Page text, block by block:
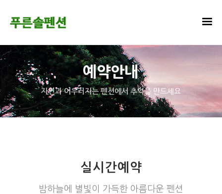
예약안내
자연과 어우러지는 펜션에서 추억을 만드세요
실시간예약
밤하늘에 별빛이 가득한 아름다운 펜션